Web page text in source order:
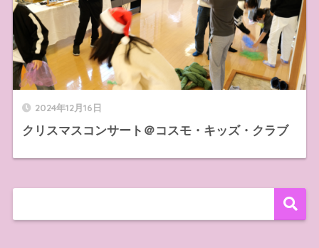
2024年12月16日
クリスマスコンサート＠コスモ・キッズ・クラブ